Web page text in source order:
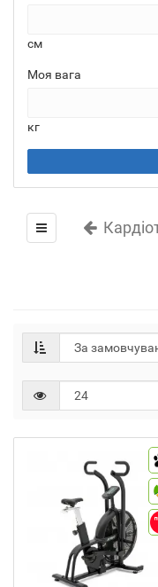
см
Моя вага
кг